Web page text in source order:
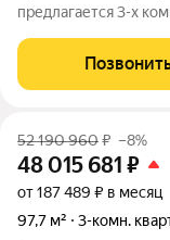
предлагается 3-х
box от застройщика
спальня для
52 190 960₽ –8%
48 015 681 ₽
от 187 489 ₽ в месяц
97,7 м²
3-комн.